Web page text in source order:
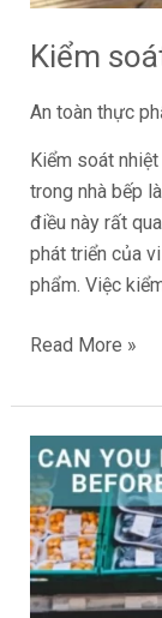
Kiểm
An toàn thực
Kiểm soát
trong nhà bếp
điều này rất
phát triển của
phẩm. Việc
Read More »
Bạn
có
thể
ăn
thức
ăn